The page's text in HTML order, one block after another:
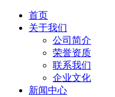
首页
关于我们
公司简介
荣誉资质
联系我们
企业文化
新闻中心